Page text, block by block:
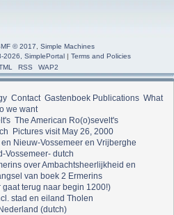
© 2017
Simple Machines
2026, SimplePortal| Terms and Policies
RSS WAP2
Contact Gastenboek Publications What
we want
The American Ro(o)sevelt's
Pictures visit May 26, 2000
Nieuw-Vossemeer en Vrijberghe
Vossemeer- dutch
over Ambachtsheerlijkheid en
van boek 2 Ermerins
gaat terug naar begin 1200!)
stad en eiland Tholen
(dutch)